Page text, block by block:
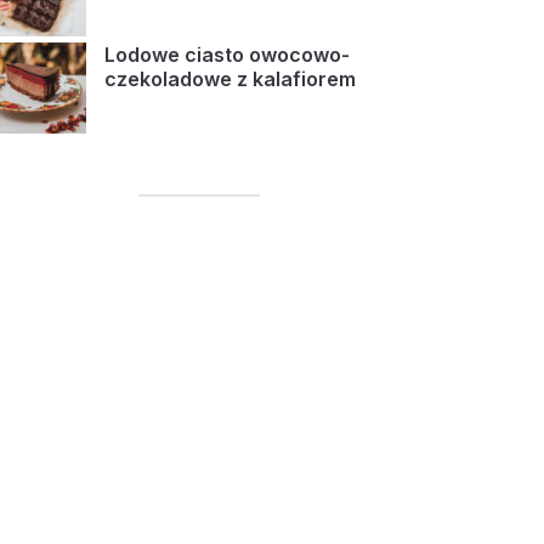
Lodowe ciasto owocowo-
czekoladowe z kalafiorem